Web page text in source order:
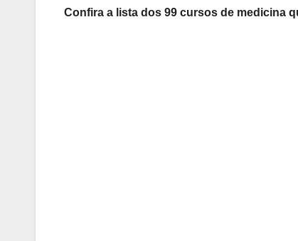
Confira a lista dos 99 cursos de medicina